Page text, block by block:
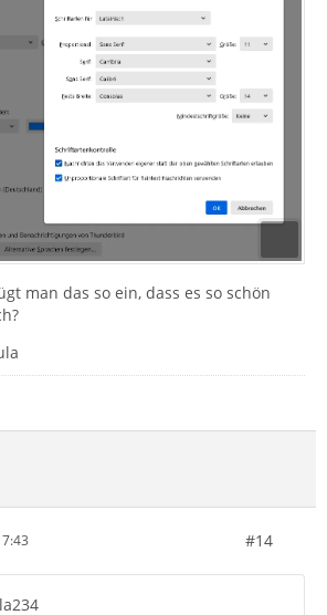
man das so ein, dass es so schön
#14